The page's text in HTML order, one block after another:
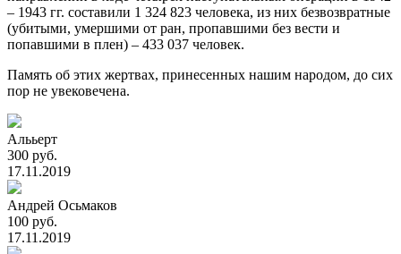
– 1943 гг. составили 1 324 823 человека, из них безвозвратные
(убитыми, умершими от ран, пропавшими без вести и
попавшими в плен) – 433 037 человек.
Память об этих жертвах, принесенных нашим народом, до сих
пор не увековечена.
Алььерт
300 руб.
17.11.2019
Андрей Осьмаков
100 руб.
17.11.2019